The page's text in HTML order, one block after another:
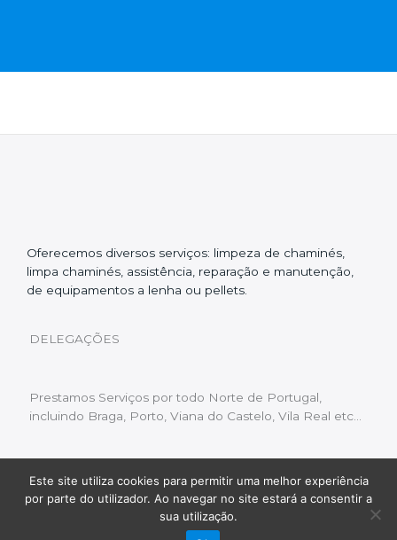
Oferecemos diversos serviços: limpeza de chaminés,
limpa chaminés, assistência, reparação e manutenção,
de equipamentos a lenha ou pellets.
DELEGAÇÕES
Prestamos Serviços por todo Norte de Portugal,
incluindo Braga, Porto, Viana do Castelo, Vila Real etc…
Livro de Reclamações | Política de Privacidade
Copyright © 2022 Limpeza Chaminés | Desenvolvido
Fluxo Digital – a inovar a web
Este site utiliza cookies para permitir uma melhor experiência
por parte do utilizador. Ao navegar no site estará a consentir a
sua utilização.